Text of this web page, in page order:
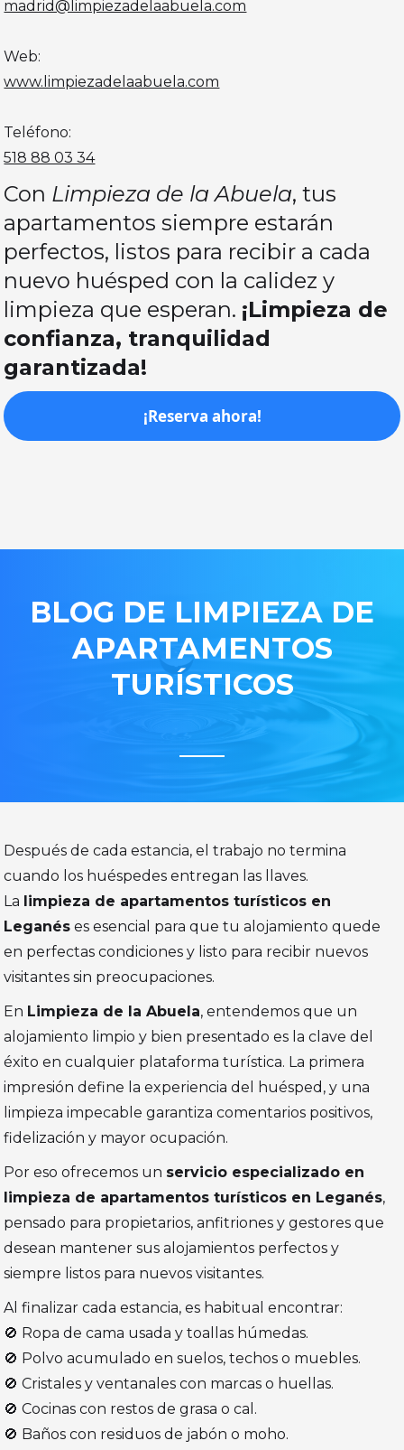
madrid@limpiezadelaabuela.com
Web:
www.limpiezadelaabuela.com
Teléfono:
518 88 03 34
Con Limpieza de la Abuela, tus
apartamentos siempre estarán
perfectos, listos para recibir a cada
nuevo huésped con la calidez y
limpieza que esperan. ¡Limpieza de
confianza, tranquilidad
garantizada!
¡Reserva ahora!
BLOG DE LIMPIEZA DE
APARTAMENTOS
TURÍSTICOS
Después de cada estancia, el trabajo no termina
cuando los huéspedes entregan las llaves.
La limpieza de apartamentos turísticos en
Leganés es esencial para que tu alojamiento quede
en perfectas condiciones y listo para recibir nuevos
visitantes sin preocupaciones.
En Limpieza de la Abuela, entendemos que un
alojamiento limpio y bien presentado es la clave del
éxito en cualquier plataforma turística. La primera
impresión define la experiencia del huésped, y una
limpieza impecable garantiza comentarios positivos,
fidelización y mayor ocupación.
Por eso ofrecemos un servicio especializado en
limpieza de apartamentos turísticos en Leganés,
pensado para propietarios, anfitriones y gestores que
desean mantener sus alojamientos perfectos y
siempre listos para nuevos visitantes.
Al finalizar cada estancia, es habitual encontrar:
🚫 Ropa de cama usada y toallas húmedas.
🚫 Polvo acumulado en suelos, techos o muebles.
🚫 Cristales y ventanales con marcas o huellas.
🚫 Cocinas con restos de grasa o cal.
🚫 Baños con residuos de jabón o moho.